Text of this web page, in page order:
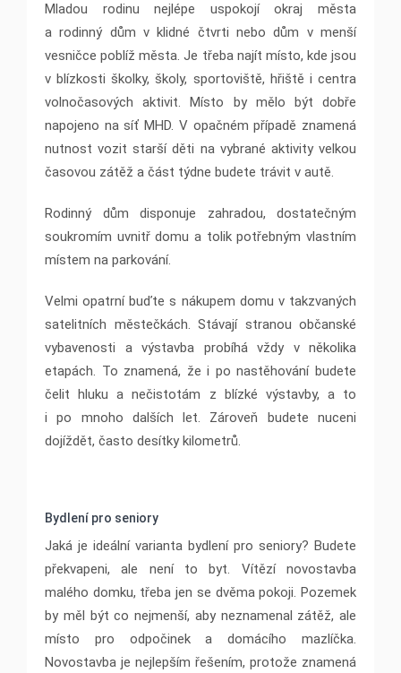
Mladou rodinu nejlépe uspokojí okraj města
a rodinný dům v klidné čtvrti nebo dům v menší
vesničce poblíž města. Je třeba najít místo, kde jsou
v blízkosti školky, školy, sportoviště, hřiště i centra
volnočasových aktivit. Místo by mělo být dobře
napojeno na síť MHD. V opačném případě znamená
nutnost vozit starší děti na vybrané aktivity velkou
časovou zátěž a část týdne budete trávit v autě.
Rodinný dům disponuje zahradou, dostatečným
soukromím uvnitř domu a tolik potřebným vlastním
místem na parkování.
Velmi opatrní buďte s nákupem domu v takzvaných
satelitních městečkách. Stávají stranou občanské
vybavenosti a výstavba probíhá vždy v několika
etapách. To znamená, že i po nastěhování budete
čelit hluku a nečistotám z blízké výstavby, a to
i po mnoho dalších let. Zároveň budete nuceni
dojíždět, často desítky kilometrů.
Bydlení pro seniory
Jaká je ideální varianta bydlení pro seniory? Budete
překvapeni, ale není to byt. Vítězí novostavba
malého domku, třeba jen se dvěma pokoji. Pozemek
by měl být co nejmenší, aby neznamenal zátěž, ale
místo pro odpočinek a domácího mazlíčka.
Novostavba je nejlepším řešením, protože znamená